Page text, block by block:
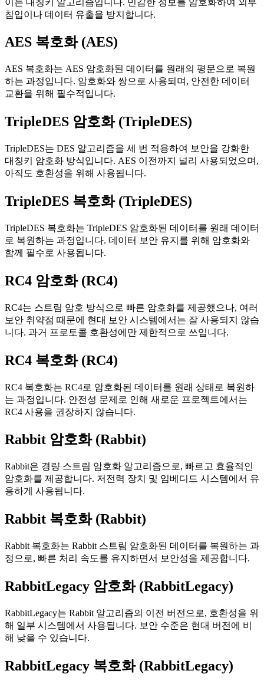
침입이나 데이터 유출을 방지합니다.
AES 복호화 (AES)
AES 복호화는 AES 암호화된 데이터를 원래의 평문으로 복원
하는 과정입니다. 암호화와 쌍으로 사용되며, 안전한 데이터
교환을 위해 필수적입니다.
TripleDES 암호화 (TripleDES)
TripleDES는 DES 알고리즘을 세 번 적용하여 보안을 강화한
대칭키 암호화 방식입니다. AES 이전까지 널리 사용되었으며,
아직도 호환성을 위해 사용됩니다.
TripleDES 복호화 (TripleDES)
TripleDES 복호화는 TripleDES 암호화된 데이터를 원래 데이터
로 복원하는 과정입니다. 데이터 보안 유지를 위해 암호화와
함께 필수로 사용됩니다.
RC4 암호화 (RC4)
RC4는 스트림 암호 방식으로 빠른 암호화를 제공했으나, 여러
보안 취약점 때문에 현대 보안 시스템에서는 잘 사용되지 않습
니다. 과거 프로토콜 호환성에만 제한적으로 쓰입니다.
RC4 복호화 (RC4)
RC4 복호화는 RC4로 암호화된 데이터를 원래 상태로 복원하
는 과정입니다. 안전성 문제로 인해 새로운 프로젝트에서는
RC4 사용을 권장하지 않습니다.
Rabbit 암호화 (Rabbit)
Rabbit은 경량 스트림 암호화 알고리즘으로, 빠르고 효율적인
암호화를 제공합니다. 저전력 장치 및 임베디드 시스템에서 유
용하게 사용됩니다.
Rabbit 복호화 (Rabbit)
Rabbit 복호화는 Rabbit 스트림 암호화된 데이터를 복원하는 과
정으로, 빠른 처리 속도를 유지하면서 보안성을 제공합니다.
RabbitLegacy 암호화 (RabbitLegacy)
RabbitLegacy는 Rabbit 알고리즘의 이전 버전으로, 호환성을 위
해 일부 시스템에서 사용됩니다. 보안 수준은 현대 버전에 비
해 낮을 수 있습니다.
RabbitLegacy 복호화 (RabbitLegacy)